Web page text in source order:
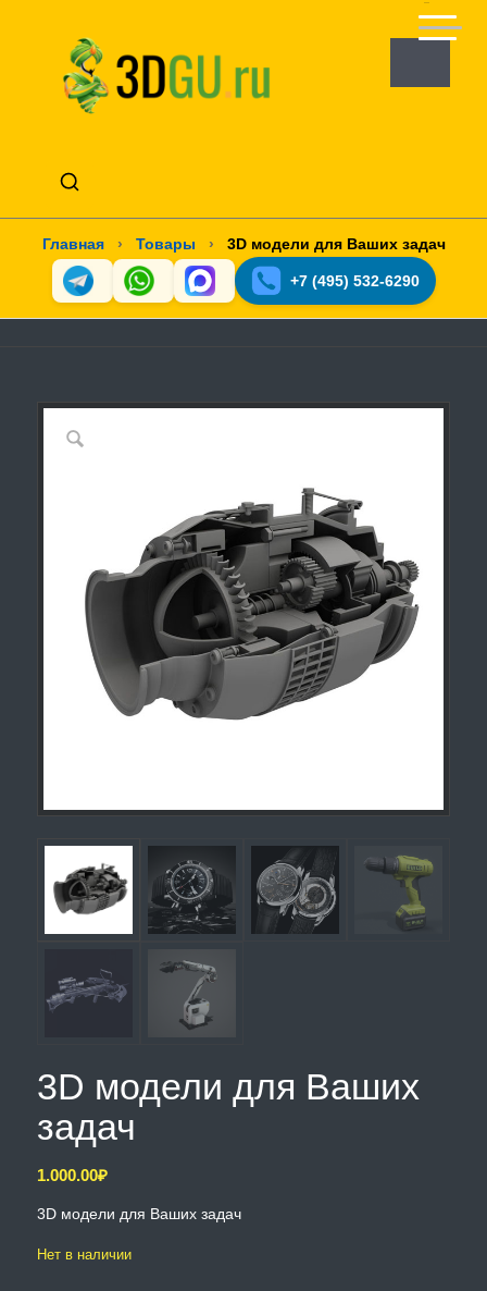
Главная › Товары › 3D модели для Ваших задач
+7 (495) 532-6290
3D модели для Ваших
задач
1.000.00₽
3D модели для Ваших задач
Нет в наличии